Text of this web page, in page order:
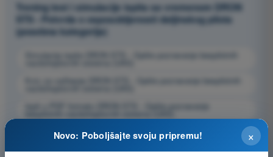
Trening test i simulacije ispita sa vremenom DRON
STS - Potvrda o osposobljenosti daljinskog pilota
(posebna kategorija)
Simulacija ispita DRON STS - Opšte poznavanje bespilotnih
Kviz za vežbanje DRON STS - Opšte poznavanje bespilotnih
Ispit u PDF formatu DRON STS - Opšte poznavanje
×
Novo: Poboljšajte svoju pripremu!